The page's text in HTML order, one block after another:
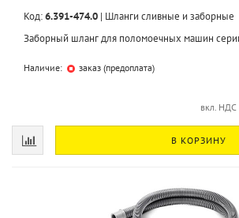
Код:6.391-474.0 | Шланги сливные и заборные
Заборный шланг для поломоечных машин
Наличие: заказ (предоплата)
вкл. НДС
В КОРЗИНУ